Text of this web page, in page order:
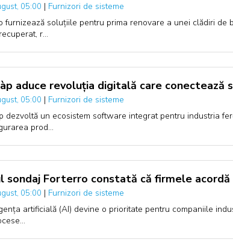
05:00 | Furnizori de sisteme
furnizează soluțiile pentru prima renovare a unei clădiri
r…
aduce revoluția digitală care conectează
05:00 | Furnizori de sisteme
dezvoltă un ecosistem software integrat pentru industria
prod…
sondaj Forterro constată că firmele
05:00 | Furnizori de sisteme
artificială (AI) devine o prioritate pentru companiile